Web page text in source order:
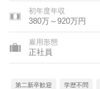
初年度年収
380万～920万円
雇用形態
正社員
第二新卒歓迎 学歴不問